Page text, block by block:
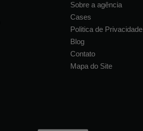
Sobre a agência
Cases
Politica de Privacidade
Blog
Contato
Mapa do Site